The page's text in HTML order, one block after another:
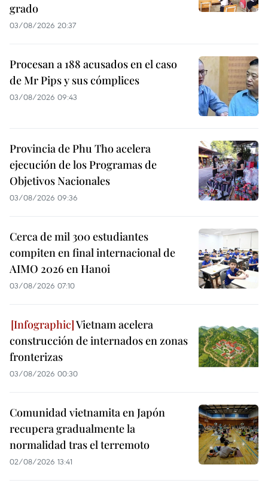
grado
03/08/2026 20:37
Procesan a 188 acusados en el caso
de Mr Pips y sus cómplices
03/08/2026 09:43
Provincia de Phu Tho acelera
ejecución de los Programas de
Objetivos Nacionales
03/08/2026 09:36
Cerca de mil 300 estudiantes
compiten en final internacional de
AIMO 2026 en Hanoi
03/08/2026 07:10
Vietnam acelera
construcción de internados en zonas
fronterizas
03/08/2026 00:30
Comunidad vietnamita en Japón
recupera gradualmente la
normalidad tras el terremoto
02/08/2026 13:41